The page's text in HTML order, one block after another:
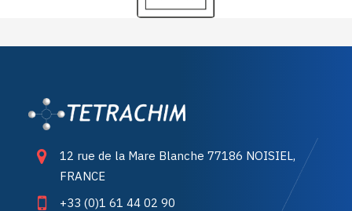
12 rue de la Mare Blanche 77186 NOISIEL,
FRANCE
+33 (0)1 61 44 02 90